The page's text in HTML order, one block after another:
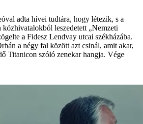
adta hívei tudtára, hogy létezik, s a
leszedetett „Nemzeti
a Fidesz Lendvay utcai székházába.
a négy fal között azt csinál, amit akar,
Titanicon szóló zenekar hangja. Vége